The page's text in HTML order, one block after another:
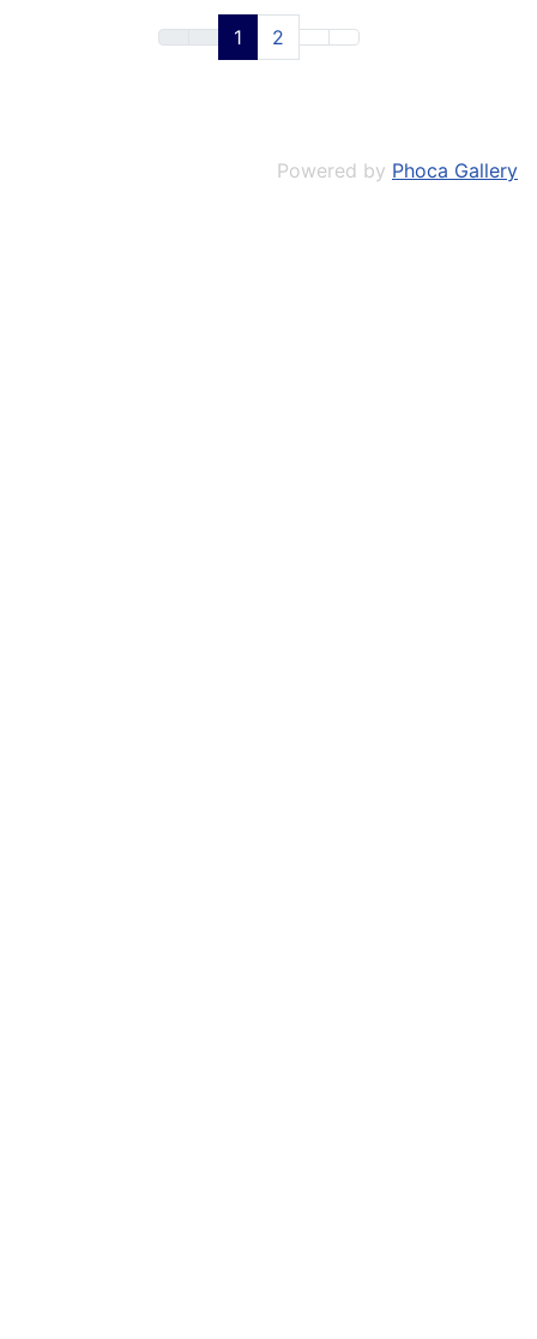
1 2
Powered by Phoca Gallery